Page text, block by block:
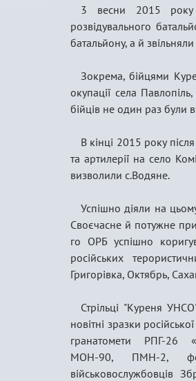
3 весни 2015 року
розвідувального
батальйону, а й
Зокрема, бійцями
окупації села
бійців не один раз були
В кінці 2015 року
та артилерії на село
визволили с.Водяне.
Успішно діяли на
Своєчасне й потужне
го ОРБ успішно
російських
Григорівка, Октябрь,
Стрільці "Куреня
новітні зразки
гранатомети РПГ-26
МОН-90, ПМН-2,
військовослужбовців